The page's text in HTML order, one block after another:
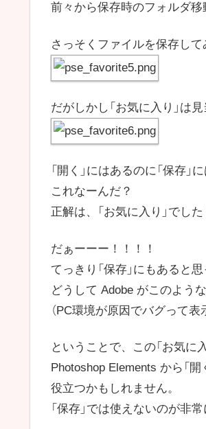
前々から保存時のフォルダ移
さっそくファイルを保存して
だがしかし「お気に入り」は見
「開く」にはあるのに「保存」
これなーんだ？
正解は、「お気に入り」でした
だぁーーー！！！！
てっきり「保存」にもあると
どうして Adobe がこのよう
（PC環境が原因でバグって
ということで、この「お気に
Photoshop Elements から「
役立つかもしれません。
「保存」では使えないのが非